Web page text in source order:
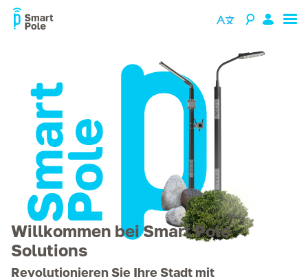
Willkommen bei Smart Pole
Solutions
Revolutionieren Sie Ihre Stadt mit